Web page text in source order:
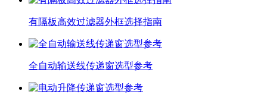
有隔板高效过滤器外框选择指南
全自动输送线传递窗选型参考